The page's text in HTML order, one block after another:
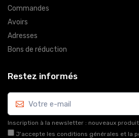
Commandes
Avoirs
Adresses
Bons de réduction
Restez informés
Inscription à la newsletter : nouveaux
J'accepte les conditions générales et la